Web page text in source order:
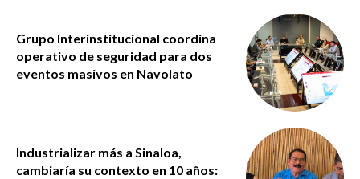
Grupo Interinstitucional coordina
operativo de seguridad para dos
eventos masivos en Navolato
Industrializar más a Sinaloa,
cambiaría su contexto en 10 años: